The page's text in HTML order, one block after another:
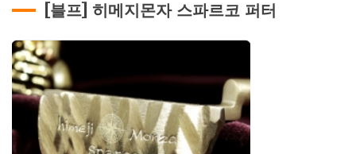
[블프] 히메지몬자 스파르코 퍼터